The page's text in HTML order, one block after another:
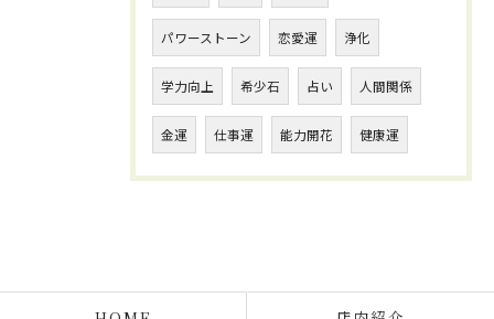
パワーストーン 恋愛運 浄化
学力向上 希少石 占い 人間関係
金運 仕事運 能力開花 健康運